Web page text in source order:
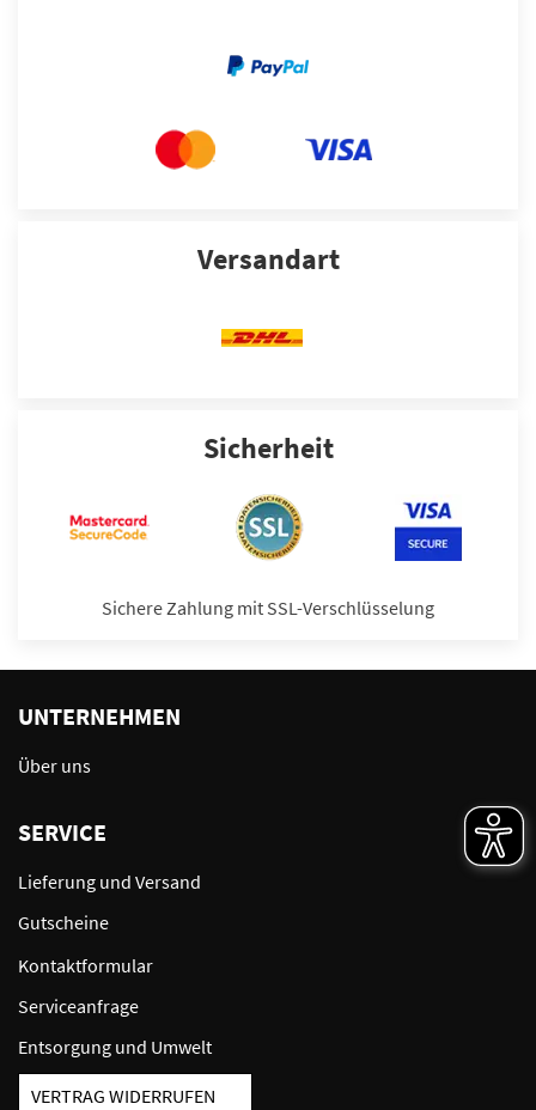
Versandart
Sicherheit
Sichere Zahlung mit SSL-Verschlüsselung
UNTERNEHMEN
Über uns
SERVICE
Lieferung und Versand
Gutscheine
Kontaktformular
Serviceanfrage
Entsorgung und Umwelt
VERTRAG WIDERRUFEN